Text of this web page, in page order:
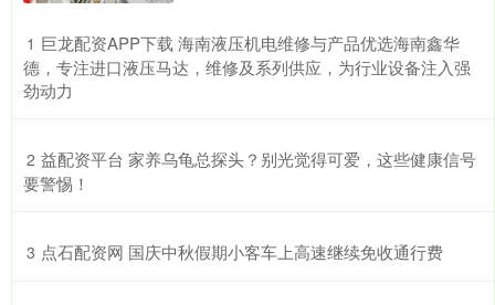
1 ​巨龙配资APP下载 海南液压机电维修与产品优选海南鑫华
德，专注进口液压马达，维修及系列供应，为行业设备注入强
劲动力
2 ​益配资平台 家养乌龟总探头？别光觉得可爱，这些健康信号
要警惕！
3 ​点石配资网 国庆中秋假期小客车上高速继续免收通行费